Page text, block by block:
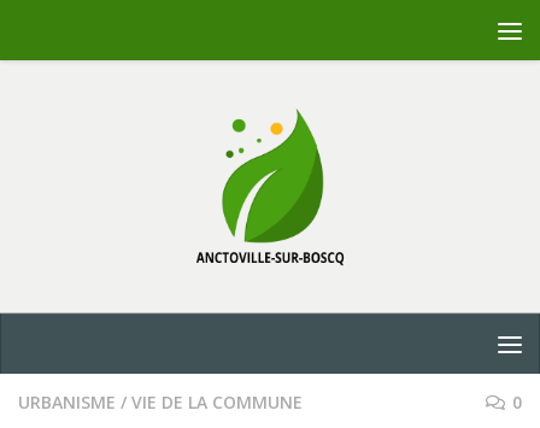
URBANISME / VIE DE LA COMMUNE 0